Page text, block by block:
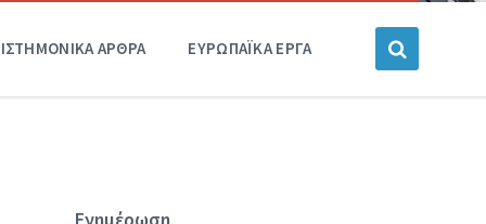
ΑΡΘΡΑ ΕΥΡΩΠΑΪΚΑ ΕΡΓΑ